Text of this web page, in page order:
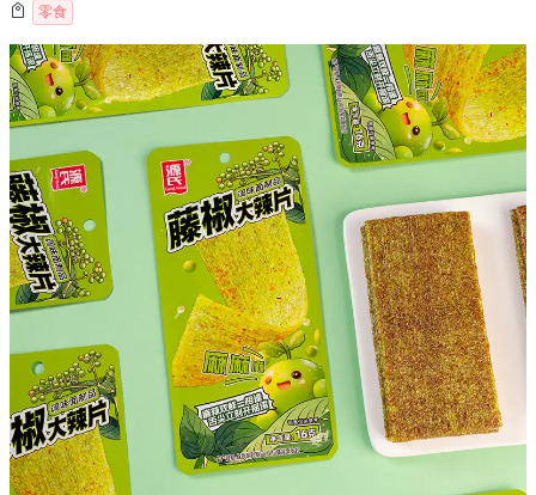
零食